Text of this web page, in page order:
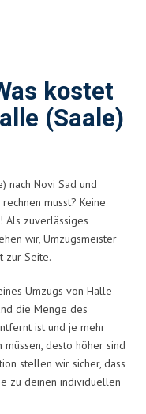
kostet
(Saale)
nach Novi Sad und
rechnen musst? Keine
Als zuverlässiges
wir, Umzugsmeister
zur Seite.
Umzugs von Halle
die Menge des
ist und je mehr
desto höher sind
stellen wir sicher, dass
zu deinen individuellen